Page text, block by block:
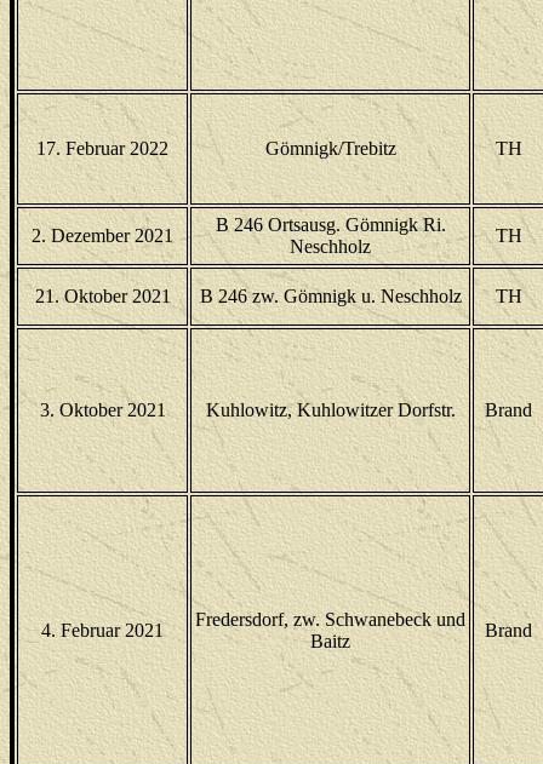
17. Februar 2022 Gömnigk/Trebitz TH
2. Dezember 2021
B 246 Ortsausg. Gömnigk Ri.
Neschholz
TH
21. Oktober 2021 B 246 zw. Gömnigk u. Neschholz TH
3. Oktober 2021 Kuhlowitz, Kuhlowitzer Dorfstr. Brand
4. Februar 2021
Fredersdorf, zw. Schwanebeck und
Baitz
Brand